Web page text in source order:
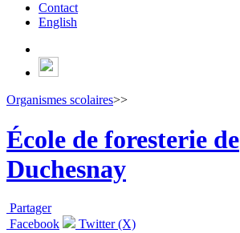
Contact
English
Organismes scolaires>>
École de foresterie de
Duchesnay
Partager
Facebook
Twitter (X)